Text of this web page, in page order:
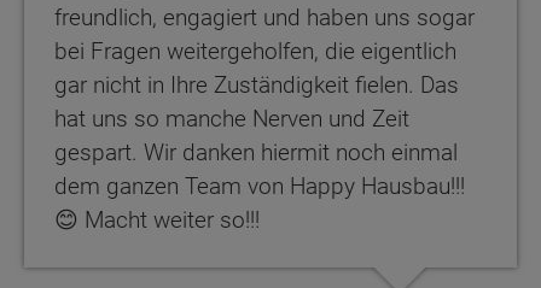
freundlich, engagiert und haben uns sogar
bei Fragen weitergeholfen, die eigentlich
gar nicht in Ihre Zuständigkeit fielen. Das
hat uns so manche Nerven und Zeit
gespart. Wir danken hiermit noch einmal
dem ganzen Team von Happy Hausbau!!!
😊 Macht weiter so!!!